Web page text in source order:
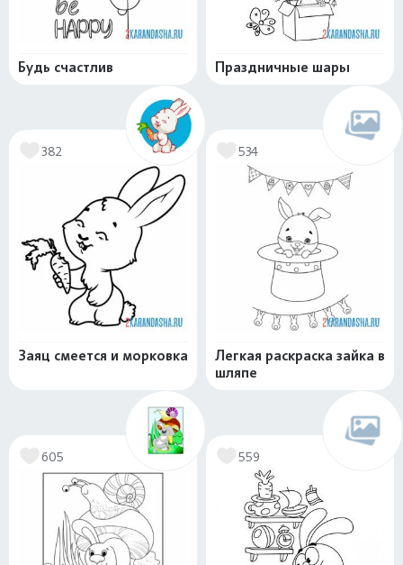
Будь счастлив Праздничные шары
382
Заяц смеется и морковка
534
Легкая раскраска зайка в
шляпе
605 559